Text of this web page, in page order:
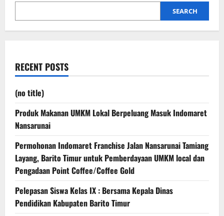
SEARCH
RECENT POSTS
(no title)
Produk Makanan UMKM Lokal Berpeluang Masuk Indomaret
Nansarunai
Permohonan Indomaret Franchise Jalan Nansarunai Tamiang
Layang, Barito Timur untuk Pemberdayaan UMKM local dan
Pengadaan Point Coffee/Coffee Gold
Pelepasan Siswa Kelas IX : Bersama Kepala Dinas
Pendidikan Kabupaten Barito Timur